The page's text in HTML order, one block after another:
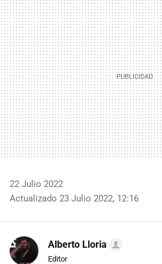
22 Julio 2022
Actualizado 23 Julio 2022, 12:16
Alberto Lloria
Editor